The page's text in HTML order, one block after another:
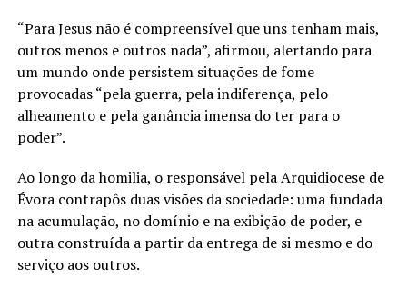
“Para Jesus não é compreensível que uns tenham mais,
outros menos e outros nada”, afirmou, alertando para
um mundo onde persistem situações de fome
provocadas “pela guerra, pela indiferença, pelo
alheamento e pela ganância imensa do ter para o
poder”.
Ao longo da homilia, o responsável pela Arquidiocese de
Évora contrapôs duas visões da sociedade: uma fundada
na acumulação, no domínio e na exibição de poder, e
outra construída a partir da entrega de si mesmo e do
serviço aos outros.